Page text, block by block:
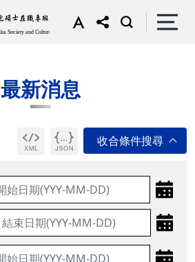
最新消息